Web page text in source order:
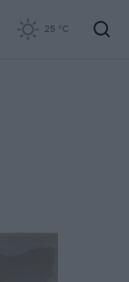
25 °C